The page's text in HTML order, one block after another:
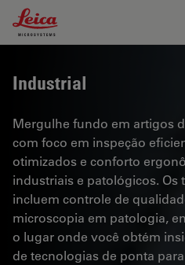
Leica Microsystems Logo
Industrial
Mergulhe fundo em artigos
com foco em inspeção
otimizados e conforto
industriais e patológicos. Os
incluem controle de
microscopia em patologia,
o lugar onde você obtém
de tecnologias de ponta